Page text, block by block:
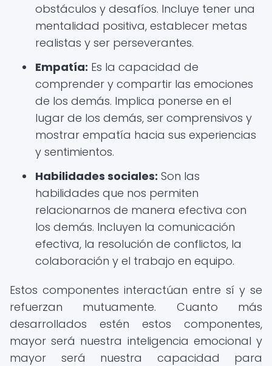
obstáculos y desafíos. Incluye tener una
mentalidad positiva, establecer metas
realistas y ser perseverantes.
Empatía: Es la capacidad de
comprender y compartir las emociones
de los demás. Implica ponerse en el
lugar de los demás, ser comprensivos y
mostrar empatía hacia sus experiencias
y sentimientos.
Habilidades sociales: Son las
habilidades que nos permiten
relacionarnos de manera efectiva con
los demás. Incluyen la comunicación
efectiva, la resolución de conflictos, la
colaboración y el trabajo en equipo.
Estos componentes interactúan entre sí y se
refuerzan mutuamente. Cuanto más
desarrollados estén estos componentes,
mayor será nuestra inteligencia emocional y
mayor será nuestra capacidad para